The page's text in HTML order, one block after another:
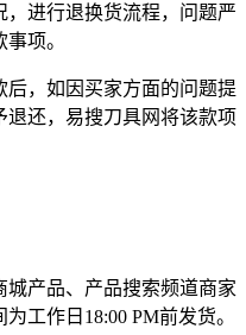
进行退换货流程，问题严
项。
，如因买家方面的问题提
还，易搜刀具网将该款项
产品、产品搜索频道商家
工作日18:00 PM前发货。